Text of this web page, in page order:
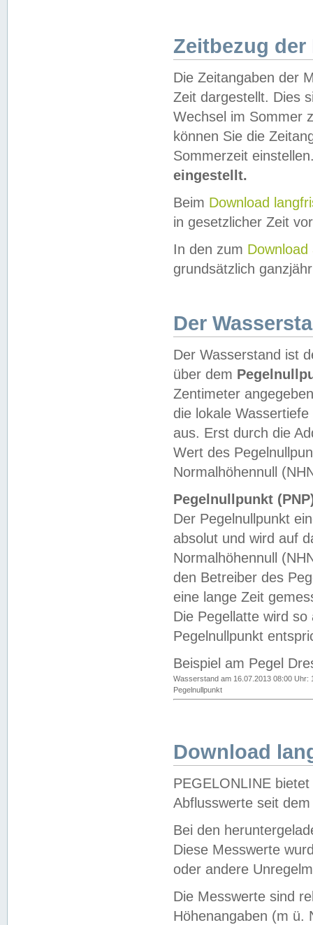
Zeitbezug der
Die Zeitangaben der
Zeit dargestellt. Dies
Wechsel im Sommer
können Sie die
Sommerzeit
eingestellt.
Beim Download
in gesetzlicher Zeit
In den zum Download
grundsätzlich
Der
Der Wasserstand ist
über dem
Zentimeter
die lokale
aus. Erst durch die
Wert des
Normalhöhennull
Pegelnullpunkt
Der Pegelnullpunkt
absolut und wird auf
Normalhöhennull
den Betreiber des
eine lange Zeit
Die Pegellatte wird
Pegelnullpunkt
Beispiel am Pegel
Wasserstand am 16.07.2013 08:00 Uhr:
Pegelnullpunkt
Download
PEGELONLINE
Abflusswerte seit
Bei den
Diese Messwerte
oder andere
Die Messwerte sind
Höhenangaben (m ü.